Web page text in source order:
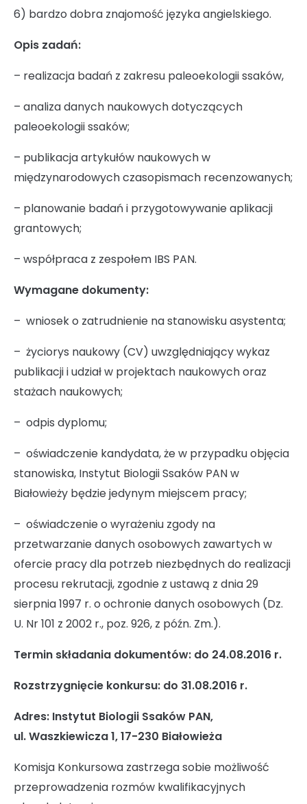
Sprawozdania z działalności naukowej
Postępowania ws nadania stopnia
doktora
Udostępnianie informacji publicznej
Mapa serwisu
Kontakt
6) bardzo dobra znajomość języka angielskiego.
Opis zadań:
– realizacja badań z zakresu paleoekologii ssaków,
– analiza danych naukowych dotyczących
paleoekologii ssaków;
– publikacja artykułów naukowych w
międzynarodowych czasopismach recenzowanych;
– planowanie badań i przygotowywanie aplikacji
grantowych;
– współpraca z zespołem IBS PAN.
Wymagane dokumenty:
– wniosek o zatrudnienie na stanowisku asystenta;
– życiorys naukowy (CV) uwzględniający wykaz
publikacji i udział w projektach naukowych oraz
stażach naukowych;
– odpis dyplomu;
– oświadczenie kandydata, że w przypadku objęcia
stanowiska, Instytut Biologii Ssaków PAN w
Białowieży będzie jedynym miejscem pracy;
– oświadczenie o wyrażeniu zgody na
przetwarzanie danych osobowych zawartych w
ofercie pracy dla potrzeb niezbędnych do realizacji
procesu rekrutacji, zgodnie z ustawą z dnia 29
sierpnia 1997 r. o ochronie danych osobowych (Dz.
U. Nr 101 z 2002 r., poz. 926, z późn. Zm.).
Termin składania dokumentów: do 24.08.2016 r.
Rozstrzygnięcie konkursu: do 31.08.2016 r.
Adres: Instytut Biologii Ssaków PAN,
ul. Waszkiewicza 1, 17-230 Białowieża
Komisja Konkursowa zastrzega sobie możliwość
przeprowadzenia rozmów kwalifikacyjnych